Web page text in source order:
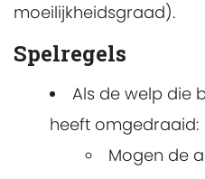
moeilijkheidsgraad).
Spelregels
Als de welp die
heeft omgedraaid:
Mogen de